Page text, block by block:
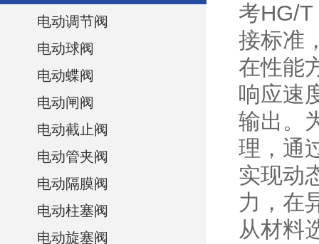
电动调节阀
电动球阀
电动蝶阀
电动闸阀
电动截止阀
电动管夹阀
电动隔膜阀
电动柱塞阀
电动旋塞阀
考HG/
接标准
在性能
响应速
输出。
理，通
实现动
力，在
从材料